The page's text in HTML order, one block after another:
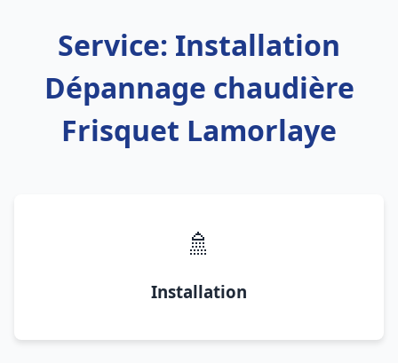
Service: Installation
Dépannage chaudière
Frisquet Lamorlaye
🚿
Installation